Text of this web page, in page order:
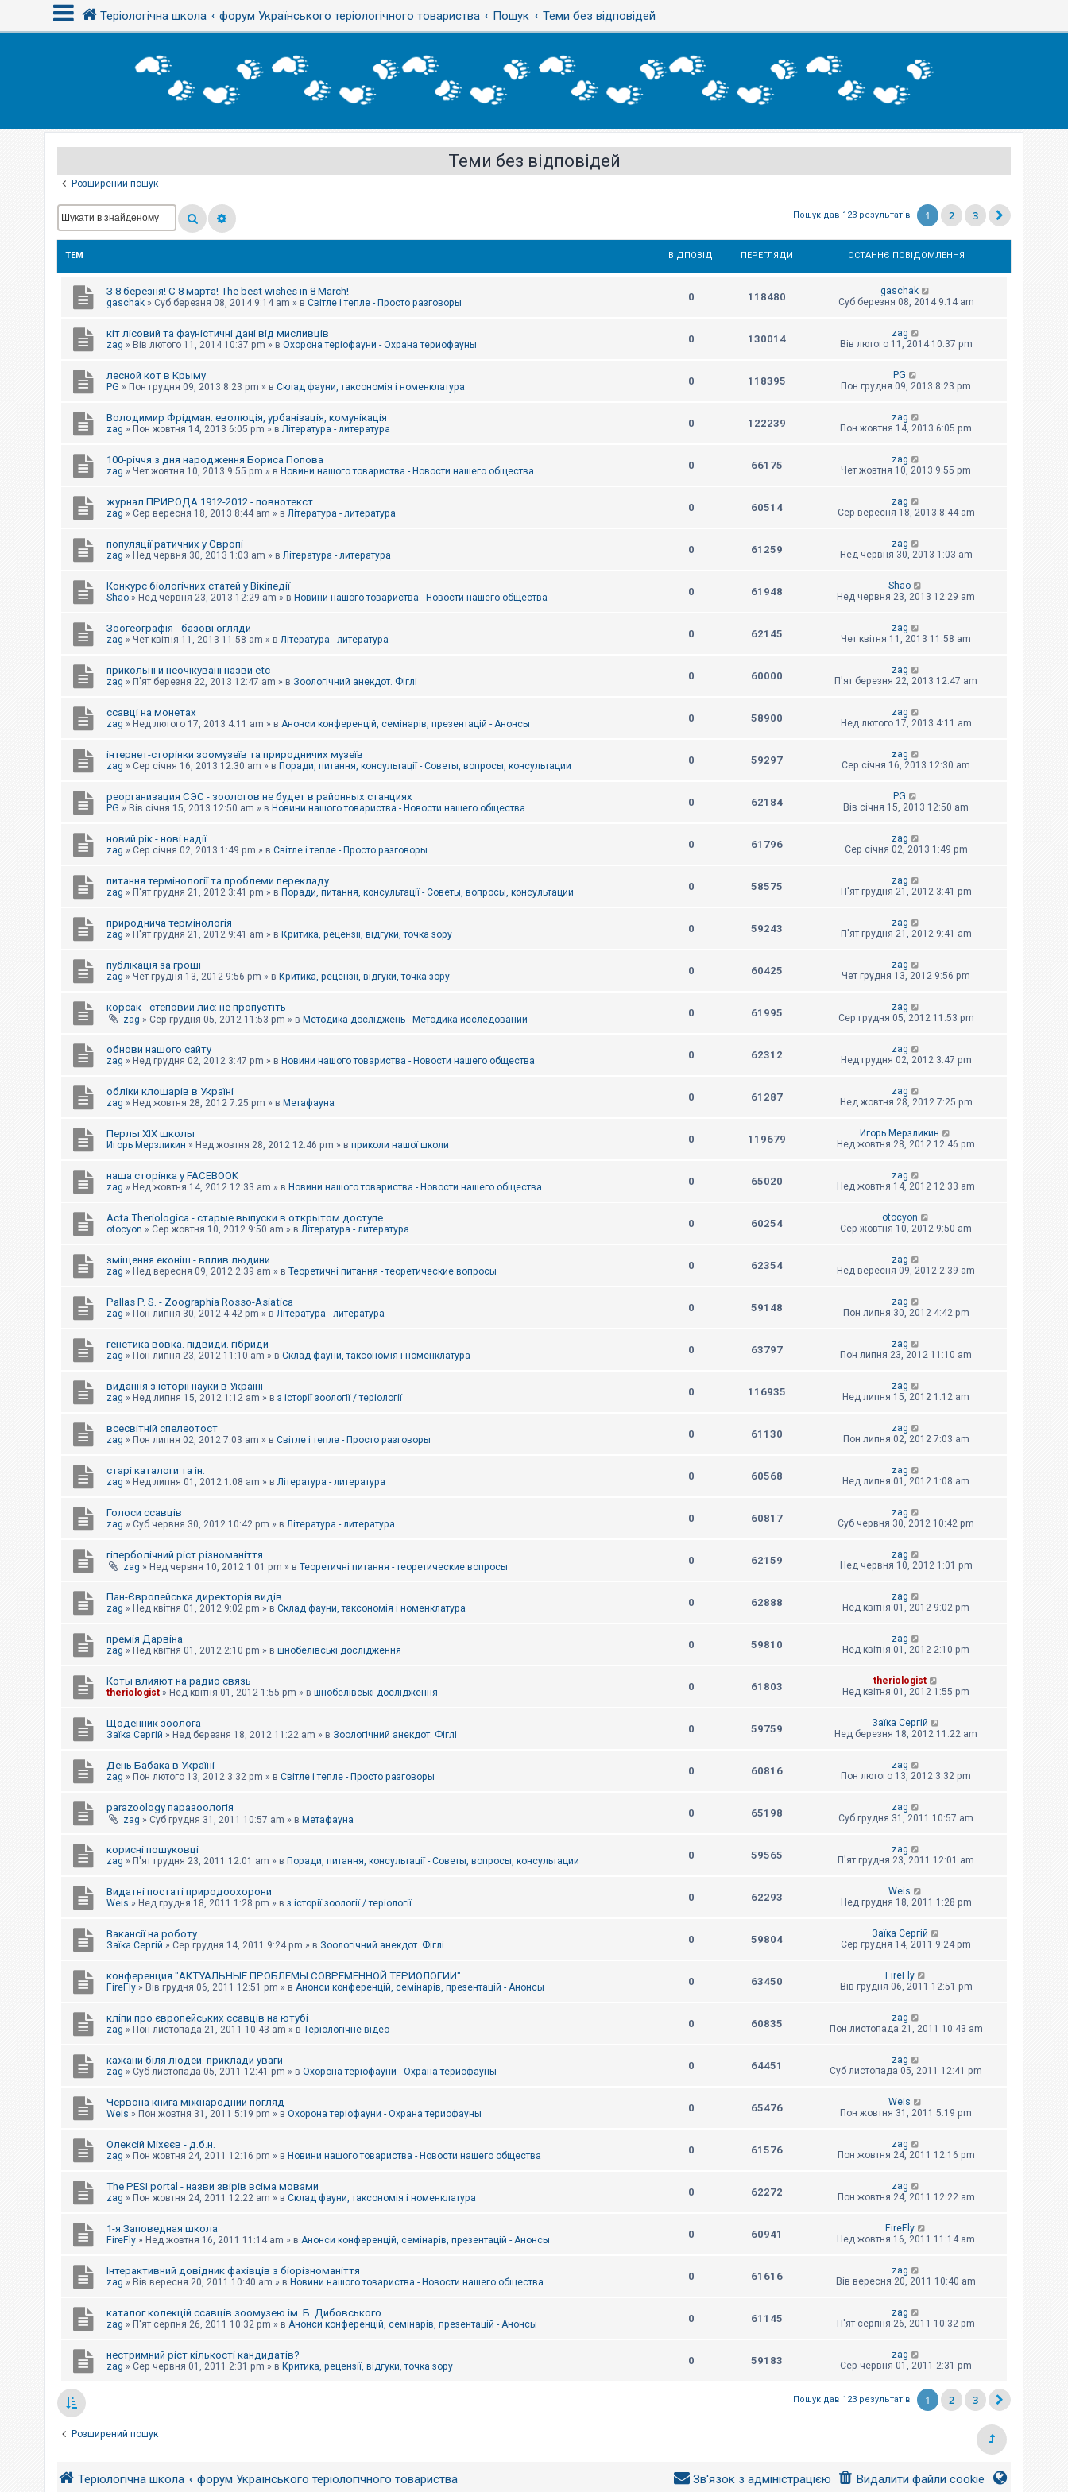
Теріологічна школа форум Українського теріологічного товариства Пошук Теми без відповідей
Теми без відповідей
Розширений пошук
Пошук дав 123 результатів 1 2 3
ТЕМ ВІДПОВІДІ ПЕРЕГЛЯДИ ОСТАННЄ ПОВІДОМЛЕННЯ
З 8 березня! С 8 марта! The best wishes in 8 March!
gaschak » Суб березня 08, 2014 9:14 am » в Світле і тепле - Просто разговоры 0 118480
gaschak
Суб березня 08, 2014 9:14 am
кіт лісовий та фауністичні дані від мисливців
zag » Вів лютого 11, 2014 10:37 pm » в Охорона теріофауни - Охрана териофауны 0 130014
zag
Вів лютого 11, 2014 10:37 pm
лесной кот в Крыму
PG » Пон грудня 09, 2013 8:23 pm » в Склад фауни, таксономія і номенклатура 0 118395
PG
Пон грудня 09, 2013 8:23 pm
Володимир Фрідман: еволюція, урбанізація, комунікація
zag » Пон жовтня 14, 2013 6:05 pm » в Література - литература 0 122239
zag
Пон жовтня 14, 2013 6:05 pm
100-річчя з дня народження Бориса Попова
zag » Чет жовтня 10, 2013 9:55 pm » в Новини нашого товариства - Новости нашего общества 0 66175
zag
Чет жовтня 10, 2013 9:55 pm
журнал ПРИРОДА 1912-2012 - повнотекст
zag » Сер вересня 18, 2013 8:44 am » в Література - литература 0 60514
zag
Сер вересня 18, 2013 8:44 am
популяції ратичних у Європі
zag » Нед червня 30, 2013 1:03 am » в Література - литература 0 61259
zag
Нед червня 30, 2013 1:03 am
Конкурс біологічних статей у Вікіпедії
Shao » Нед червня 23, 2013 12:29 am » в Новини нашого товариства - Новости нашего общества 0 61948
Shao
Нед червня 23, 2013 12:29 am
Зоогеографія - базові огляди
zag » Чет квітня 11, 2013 11:58 am » в Література - литература 0 62145
zag
Чет квітня 11, 2013 11:58 am
прикольні й неочікувані назви etc
zag » П'ят березня 22, 2013 12:47 am » в Зоологічний анекдот. Фіглі 0 60000
zag
П'ят березня 22, 2013 12:47 am
ссавці на монетах
zag » Нед лютого 17, 2013 4:11 am » в Анонси конференцій, семінарів, презентацій - Анонсы 0 58900
zag
Нед лютого 17, 2013 4:11 am
інтернет-сторінки зоомузеїв та природничих музеїв
zag » Сер січня 16, 2013 12:30 am » в Поради, питання, консультації - Советы, вопросы, консультации 0 59297
zag
Сер січня 16, 2013 12:30 am
реорганизация СЭС - зоологов не будет в районных станциях
PG » Вів січня 15, 2013 12:50 am » в Новини нашого товариства - Новости нашего общества 0 62184
PG
Вів січня 15, 2013 12:50 am
новий рік - нові надії
zag » Сер січня 02, 2013 1:49 pm » в Світле і тепле - Просто разговоры 0 61796
zag
Сер січня 02, 2013 1:49 pm
питання термінології та проблеми перекладу
zag » П'ят грудня 21, 2012 3:41 pm » в Поради, питання, консультації - Советы, вопросы, консультации 0 58575
zag
П'ят грудня 21, 2012 3:41 pm
природнича термінологія
zag » П'ят грудня 21, 2012 9:41 am » в Критика, рецензії, відгуки, точка зору 0 59243
zag
П'ят грудня 21, 2012 9:41 am
публікація за гроші
zag » Чет грудня 13, 2012 9:56 pm » в Критика, рецензії, відгуки, точка зору 0 60425
zag
Чет грудня 13, 2012 9:56 pm
корсак - степовий лис: не пропустіть
zag » Сер грудня 05, 2012 11:53 pm » в Методика досліджень - Методика исследований
0 61995
zag
Сер грудня 05, 2012 11:53 pm
обнови нашого сайту
zag » Нед грудня 02, 2012 3:47 pm » в Новини нашого товариства - Новости нашего общества 0 62312
zag
Нед грудня 02, 2012 3:47 pm
обліки клошарів в Україні
zag » Нед жовтня 28, 2012 7:25 pm » в Метафауна 0 61287
zag
Нед жовтня 28, 2012 7:25 pm
Перлы ХІХ школы
Игорь Мерзликин » Нед жовтня 28, 2012 12:46 pm » в приколи нашої школи 0 119679
Игорь Мерзликин
Нед жовтня 28, 2012 12:46 pm
наша сторінка у FACEBOOK
zag » Нед жовтня 14, 2012 12:33 am » в Новини нашого товариства - Новости нашего общества 0 65020
zag
Нед жовтня 14, 2012 12:33 am
Acta Theriologica - старые выпуски в открытом доступе
otocyon » Сер жовтня 10, 2012 9:50 am » в Література - литература 0 60254
otocyon
Сер жовтня 10, 2012 9:50 am
зміщення еконіш - вплив людини
zag » Нед вересня 09, 2012 2:39 am » в Теоретичні питання - теоретические вопросы 0 62354
zag
Нед вересня 09, 2012 2:39 am
Pallas P. S. - Zoographia Rosso-Asiatica
zag » Пон липня 30, 2012 4:42 pm » в Література - литература 0 59148
zag
Пон липня 30, 2012 4:42 pm
генетика вовка. підвиди. гібриди
zag » Пон липня 23, 2012 11:10 am » в Склад фауни, таксономія і номенклатура 0 63797
zag
Пон липня 23, 2012 11:10 am
видання з історії науки в Україні
zag » Нед липня 15, 2012 1:12 am » в з історії зоології / теріології 0 116935
zag
Нед липня 15, 2012 1:12 am
всесвітній спелеотост
zag » Пон липня 02, 2012 7:03 am » в Світле і тепле - Просто разговоры 0 61130
zag
Пон липня 02, 2012 7:03 am
старі каталоги та ін.
zag » Нед липня 01, 2012 1:08 am » в Література - литература 0 60568
zag
Нед липня 01, 2012 1:08 am
Голоси ссавців
zag » Суб червня 30, 2012 10:42 pm » в Література - литература 0 60817
zag
Суб червня 30, 2012 10:42 pm
гіперболічний ріст різноманіття
zag » Нед червня 10, 2012 1:01 pm » в Теоретичні питання - теоретические вопросы
0 62159
zag
Нед червня 10, 2012 1:01 pm
Пан-Європейська директорія видів
zag » Нед квітня 01, 2012 9:02 pm » в Склад фауни, таксономія і номенклатура 0 62888
zag
Нед квітня 01, 2012 9:02 pm
премія Дарвіна
zag » Нед квітня 01, 2012 2:10 pm » в шнобелівські дослідження 0 59810
zag
Нед квітня 01, 2012 2:10 pm
Коты влияют на радио связь
theriologist » Нед квітня 01, 2012 1:55 pm » в шнобелівські дослідження 0 61803
theriologist
Нед квітня 01, 2012 1:55 pm
Щоденник зоолога
Заїка Сергій » Нед березня 18, 2012 11:22 am » в Зоологічний анекдот. Фіглі 0 59759
Заїка Сергій
Нед березня 18, 2012 11:22 am
День Бабака в Україні
zag » Пон лютого 13, 2012 3:32 pm » в Світле і тепле - Просто разговоры 0 60816
zag
Пон лютого 13, 2012 3:32 pm
parazoology паразоологія
zag » Суб грудня 31, 2011 10:57 am » в Метафауна
0 65198
zag
Суб грудня 31, 2011 10:57 am
корисні пошуковці
zag » П'ят грудня 23, 2011 12:01 am » в Поради, питання, консультації - Советы, вопросы, консультации 0 59565
zag
П'ят грудня 23, 2011 12:01 am
Видатні постаті природоохорони
Weis » Нед грудня 18, 2011 1:28 pm » в з історії зоології / теріології 0 62293
Weis
Нед грудня 18, 2011 1:28 pm
Вакансії на роботу
Заїка Сергій » Сер грудня 14, 2011 9:24 pm » в Зоологічний анекдот. Фіглі 0 59804
Заїка Сергій
Сер грудня 14, 2011 9:24 pm
конференция "АКТУАЛЬНЫЕ ПРОБЛЕМЫ СОВРЕМЕННОЙ ТЕРИОЛОГИИ"
FireFly » Вів грудня 06, 2011 12:51 pm » в Анонси конференцій, семінарів, презентацій - Анонсы 0 63450
FireFly
Вів грудня 06, 2011 12:51 pm
кліпи про європейських ссавців на ютубі
zag » Пон листопада 21, 2011 10:43 am » в Теріологічне відео 0 60835
zag
Пон листопада 21, 2011 10:43 am
кажани біля людей. приклади уваги
zag » Суб листопада 05, 2011 12:41 pm » в Охорона теріофауни - Охрана териофауны 0 64451
zag
Суб листопада 05, 2011 12:41 pm
Червона книга міжнародний погляд
Weis » Пон жовтня 31, 2011 5:19 pm » в Охорона теріофауни - Охрана териофауны 0 65476
Weis
Пон жовтня 31, 2011 5:19 pm
Олексій Міхєєв - д.б.н.
zag » Пон жовтня 24, 2011 12:16 pm » в Новини нашого товариства - Новости нашего общества 0 61576
zag
Пон жовтня 24, 2011 12:16 pm
The PESI portal - назви звірів всіма мовами
zag » Пон жовтня 24, 2011 12:22 am » в Склад фауни, таксономія і номенклатура 0 62272
zag
Пон жовтня 24, 2011 12:22 am
1-я Заповедная школа
FireFly » Нед жовтня 16, 2011 11:14 am » в Анонси конференцій, семінарів, презентацій - Анонсы 0 60941
FireFly
Нед жовтня 16, 2011 11:14 am
Інтерактивний довідник фахівців з біорізноманіття
zag » Вів вересня 20, 2011 10:40 am » в Новини нашого товариства - Новости нашего общества 0 61616
zag
Вів вересня 20, 2011 10:40 am
каталог колекцій ссавців зоомузею ім. Б. Дибовського
zag » П'ят серпня 26, 2011 10:32 pm » в Анонси конференцій, семінарів, презентацій - Анонсы 0 61145
zag
П'ят серпня 26, 2011 10:32 pm
нестримний ріст кількості кандидатів?
zag » Сер червня 01, 2011 2:31 pm » в Критика, рецензії, відгуки, точка зору 0 59183
zag
Сер червня 01, 2011 2:31 pm
Пошук дав 123 результатів 1 2 3
Розширений пошук
Теріологічна школа форум Українського теріологічного товариства Видалити файли cookie
Зв'язок з адміністрацією